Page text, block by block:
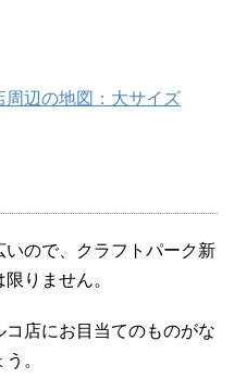
周辺の地図：大サイズ
ので、クラフトパーク新
りません。
店にお目当てのものがな
。